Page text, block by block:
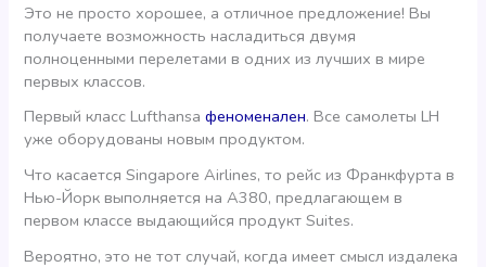
Это не просто хорошее, а отличное предложение! Вы
получаете возможность насладиться двумя
полноценными перелетами в одних из лучших в мире
первых классов.
Первый класс Lufthansaфеноменален. Все самолеты LH
уже оборудованы новым продуктом.
Что касается Singapore Airlines, то рейс из Франкфурта в
Нью-Йорк выполняется на А380, предлагающем в
первом классе выдающийся продукт Suites.
Вероятно, это не тот случай, когда имеет смысл издалека